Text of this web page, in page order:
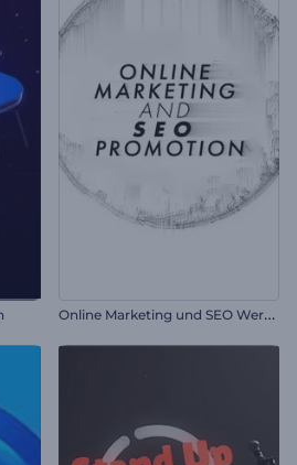
O
nline Marketing und SEO Werbung